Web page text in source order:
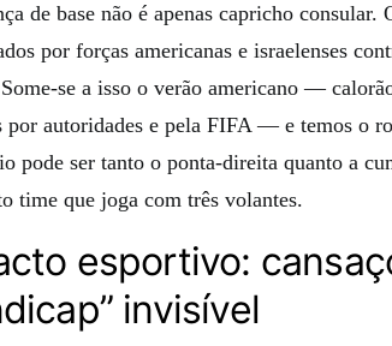
de base não é apenas capricho
por forças americanas e israelenses
se a isso o verão americano —
por autoridades e pela FIFA — e temos o
pode ser tanto o ponta-direita quanto a
time que joga com três volantes.
esportivo:
invisível